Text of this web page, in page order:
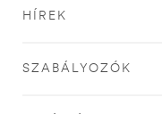
HÍREK
SZABÁLYOZÓK